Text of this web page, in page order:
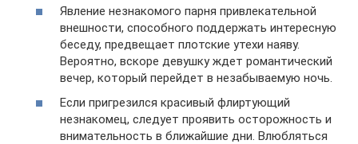
Явление незнакомого парня привлекательной
внешности, способного поддержать интересную
беседу, предвещает плотские утехи наяву.
Вероятно, вскоре девушку ждет романтический
вечер, который перейдет в незабываемую ночь.
Если пригрезился красивый флиртующий
незнакомец, следует проявить осторожность и
внимательность в ближайшие дни. Влюбляться